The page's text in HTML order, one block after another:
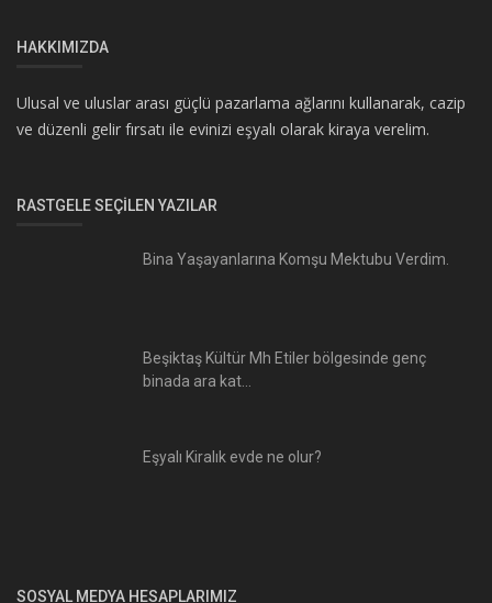
HAKKIMIZDA
Ulusal ve uluslar arası güçlü pazarlama ağlarını kullanarak, cazip
ve düzenli gelir fırsatı ile evinizi eşyalı olarak kiraya verelim.
RASTGELE SEÇILEN YAZILAR
Bina Yaşayanlarına Komşu Mektubu Verdim.
Beşiktaş Kültür Mh Etiler bölgesinde genç
binada ara kat...
Eşyalı Kiralık evde ne olur?
SOSYAL MEDYA HESAPLARIMIZ